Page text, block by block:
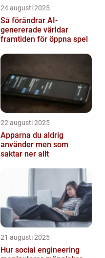
24 augusti 2025
Så förändrar AI-
genererade världar
framtiden för öppna spel
22 augusti 2025
Apparna du aldrig
använder men som
saktar ner allt
21 augusti 2025
Hur social engineering